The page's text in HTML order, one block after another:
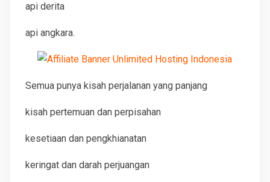
api derita
api angkara.
Semua punya kisah perjalanan yang panjang
kisah pertemuan dan perpisahan
kesetiaan dan pengkhianatan
keringat dan darah perjuangan